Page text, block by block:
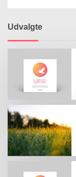
Udvalgte